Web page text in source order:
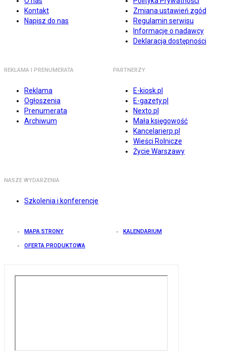
Kontakt
Napisz do nas
Zmiana ustawień zgód
Regulamin serwisu
Informacje o nadawcy
Deklaracja dostępności
REKLAMA I PRENUMERATA
Reklama
Ogłoszenia
Prenumerata
Archiwum
PARTNERZY
E-kiosk.pl
E-gazety.pl
Nexto.pl
Mała księgowość
Kancelarierp.pl
Wieści Rolnicze
Życie Warszawy
NASZE WYDARZENIA
Szkolenia i konferencje
MAPA STRONY KALENDARIUM
OFERTA PRODUKTOWA